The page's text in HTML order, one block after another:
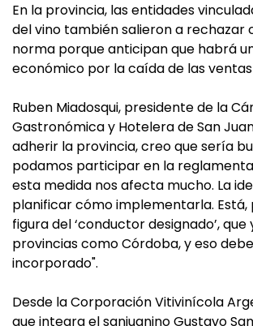
En la provincia, las entidades
del vino también salieron a rechazar
norma porque anticipan que habrá
económico por la caída de las ventas
Ruben Miadosqui, presidente de la
Gastronómica y Hotelera de San
adherir la provincia, creo que sería
podamos participar en la
esta medida nos afecta mucho. La
planificar cómo implementarla. Está,
figura del ‘conductor designado’,
provincias como Córdoba, y eso
incorporado".
Desde la Corporación Vitivinícola
que integra el sanjuanino Gustavo